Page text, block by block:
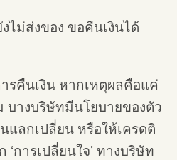
ไม่ส่งของ ขอคืนเงินได้
คืนเงิน หากเหตุผลคือแค่
บางบริษัทมีนโยบายของตัว
แลกเปลี่ยน หรือให้เครดติ
การเปลี่ยนใจ’ ทางบริษัท